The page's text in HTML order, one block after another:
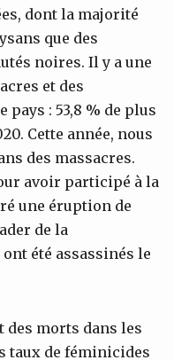
dont la majorité
que des
noires. Il y a une
et des
pays : 53,8 % de plus
Cette année, nous
des massacres.
avoir participé à la
une éruption de
de la
été assassinés le
des morts dans les
taux de féminicides